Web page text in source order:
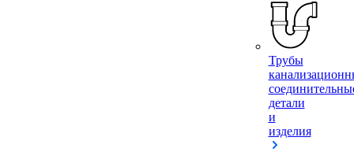
Трубы
детали
и
изделия